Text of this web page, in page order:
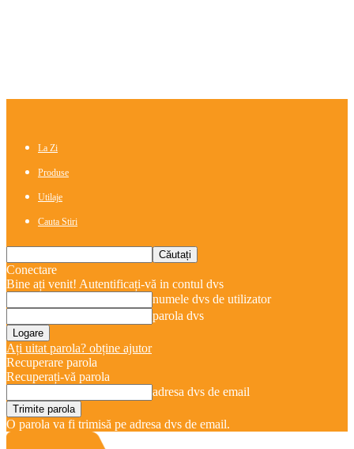
La Zi
Produse
Utilaje
Cauta Stiri
Conectare
Bine ați venit! Autentificați-vă in contul dvs
numele dvs de utilizator
parola dvs
Ați uitat parola? obține ajutor
Recuperare parola
Recuperați-vă parola
adresa dvs de email
O parola va fi trimisă pe adresa dvs de email.